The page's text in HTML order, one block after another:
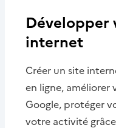
Développer
internet
Créer un site
en ligne,
Google, protéger
votre activité